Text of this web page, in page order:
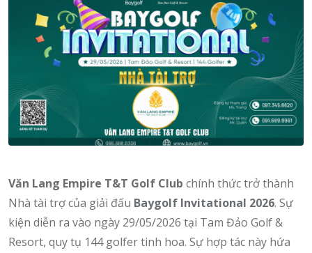
Văn Lang Empire T&T Golf Club chính thức trở thành
Nhà tài trợ của giải đấu Baygolf Invitational 2026. Sự
kiện diễn ra vào ngày 29/05/2026 tại Tam Đảo Golf &
Resort, quy tụ 144 golfer tinh hoa. Sự hợp tác này hứa